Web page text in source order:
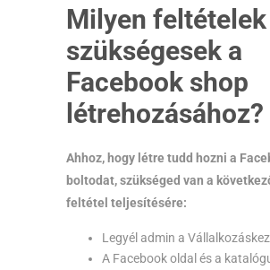
Milyen feltételek
szükségesek a
Facebook shop
létrehozásához?
Ahhoz, hogy létre tudd hozni a
boltodat, szükséged van a
feltétel teljesítésére:
Legyél admin a
A Facebook oldal és a